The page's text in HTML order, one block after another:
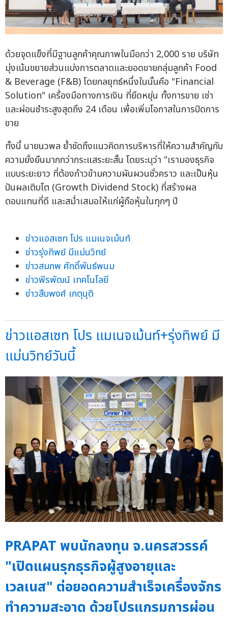
ด้วยจุดแข็งที่มีฐานลูกค้าคุณภาพในมือกว่า 2,000 ราย บริษัท
มุ่งเน้นขยายส่วนแบ่งการตลาดและยอดขายกลุ่มลูกค้า Food
& Beverage (F&B) โดยกลยุทธ์หนึ่งในนั้นคือ "Financial
Solution" เครื่องมือทางการเงิน ที่ยืดหยุ่น ทั้งการขาย เช่า
และผ่อนชำระสูงสุดถึง 24 เดือน เพื่อเพิ่มโอกาสในการปิดการ
ขาย
ทั้งนี้ นายนวพล ย้ำชัดถึงแนวคิดการบริหารที่ให้ความสำคัญกับ
ความยั่งยืนมากกว่ากระแสระยะสั้น โดยระบุว่า "เรามองธุรกิจ
แบบระยะยาว ที่ต้องก้าวข้ามความผันผวนชั่วคราว และเป็นหุ้น
ปันผลเติบโต (Growth Dividend Stock) ที่สร้างผล
ตอบแทนที่ดี และสม่ำเสมอให้แก่ผู้ถือหุ้นในทุกๆ ปี
ข่าวแอสเซท โปร แมเนจเม้นท์
ข่าวรุ่งทิพย์ มีแม่นวิทย์
ข่าวสมภพ ศักดิ์พันธ์พนม
ข่าวพีรพัฒน์ เทคโนโลยี
ข่าวสืบพงศ์ เกตุนุติ
ข่าวแอสเซท โปร แมเนจเม้นท์+รุ่งทิพย์ มี
แม่นวิทย์วันนี้
PRAPAT พบนักลงทุน จ.นครสวรรค์
"เปิดแผนรุกธุรกิจผู้สูงอายุและ
เวลเนส" ต่อยอดความสำเร็จเครื่องจักร
ทำความสะอาด ด้วยโปรแกรมการผ่อน